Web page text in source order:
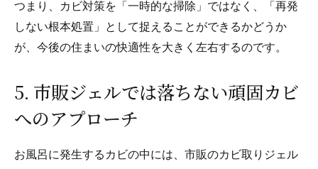
つまり、カビ対策を「一時的な掃除」ではなく、「再発
しない根本処置」として捉えることができるかどうか
が、今後の住まいの快適性を大きく左右するのです。
5. 市販ジェルでは落ちない頑固カビ
へのアプローチ
お風呂に発生するカビの中には、市販のカビ取りジェル